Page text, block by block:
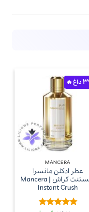
MANCERA
عطر ادکلن مانسرا
اینستنت کراش | Mancera
Instant Crush